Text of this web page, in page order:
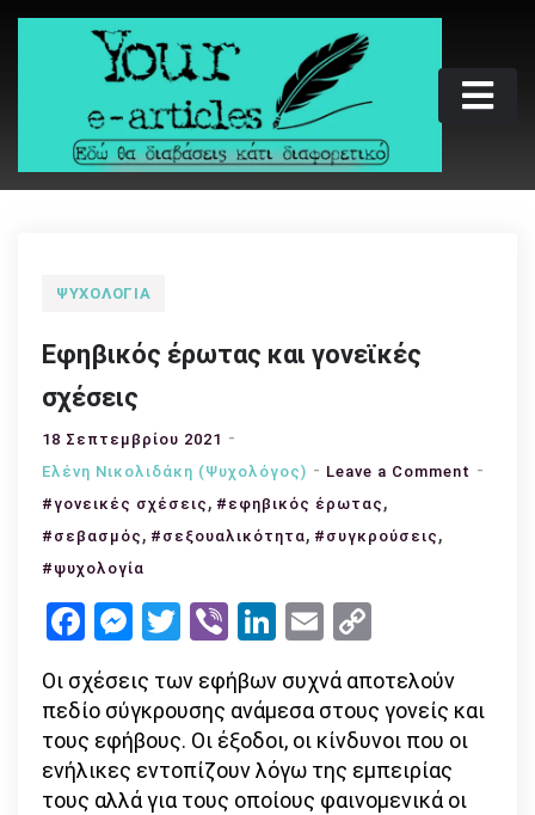
Skip
Your e-articles
Εδώ θα διαβάσεις κάτι διαφορετικό
ΨΥΧΟΛΟΓΊΑ
Εφηβικός έρωτας και γονεϊκές
σχέσεις
18 Σεπτεμβρίου 2021
Ελένη Νικολιδάκη (Ψυχολόγος)
Leave a Comment on
#γονεικές σχέσεις , #εφηβικός έρωτας ,
#σεβασμός , #σεξουαλικότητα, #συγκρούσεις ,
#ψυχολογία
Facebook
Messenger
Twitter
ViberLinkedIn
Email
Link
Οι σχέσεις των εφήβων συχνά αποτελούν
πεδίο σύγκρουσης ανάμεσα στους γονείς και
τους εφήβους. Οι έξοδοι, οι κίνδυνοι που οι
ενήλικες εντοπίζουν λόγω της εμπειρίας
τους αλλά για τους οποίους φαινομενικά οι